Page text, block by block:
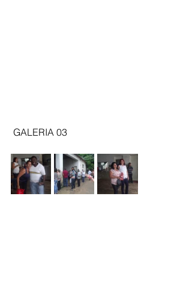
GALERIA 03